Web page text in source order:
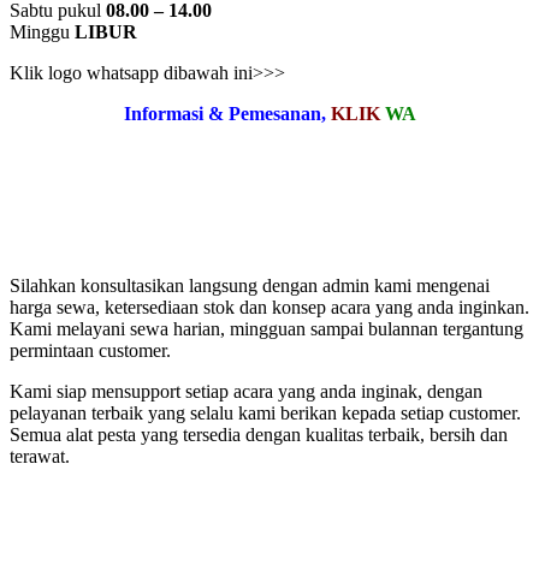
Sabtu pukul 08.00 – 14.00
Minggu LIBUR
Klik logo whatsapp dibawah ini>>>
Informasi & Pemesanan, KLIK WA
Silahkan konsultasikan langsung dengan admin kami mengenai
harga sewa, ketersediaan stok dan konsep acara yang anda inginkan.
Kami melayani sewa harian, mingguan sampai bulannan tergantung
permintaan customer.
Kami siap mensupport setiap acara yang anda inginak, dengan
pelayanan terbaik yang selalu kami berikan kepada setiap customer.
Semua alat pesta yang tersedia dengan kualitas terbaik, bersih dan
terawat.